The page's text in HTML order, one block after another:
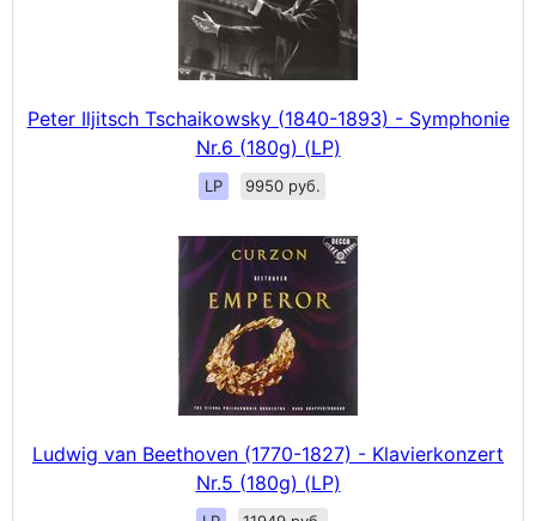
Peter Iljitsch Tschaikowsky (1840-1893) - Symphonie
Nr.6 (180g) (LP)
LP 9950 руб.
Ludwig van Beethoven (1770-1827) - Klavierkonzert
Nr.5 (180g) (LP)